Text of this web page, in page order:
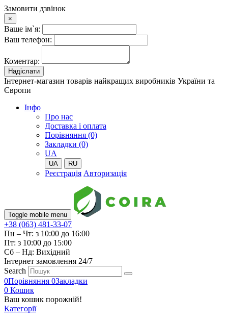
Замовити дзвінок
×
Ваше ім`я:
Ваш телефон:
Коментар:
Надіслати
Інтернет-магазин товарів найкращих виробників України та
Європи
Iнфо
Про нас
Доставка і оплата
Порівняння (0)
Закладки (0)
UA
UA RU
Реєстрація Авторизація
Toggle mobile menu
+38 (063) 481-33-07
Пн – Чт: з 10:00 до 16:00
Пт: з 10:00 до 15:00
Сб – Нд: Вихідний
Інтернет замовлення 24/7
Search
0Порівняння 0Закладки
0 Кошик
Ваш кошик порожній!
Категорії